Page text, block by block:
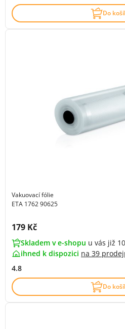
Do
Vakuovací fólie
ETA 1762 90625
Cena s DPH:
179 Kč
Skladem v e-shopu u vás již
ihned k dispozici na 39
4.8
Do